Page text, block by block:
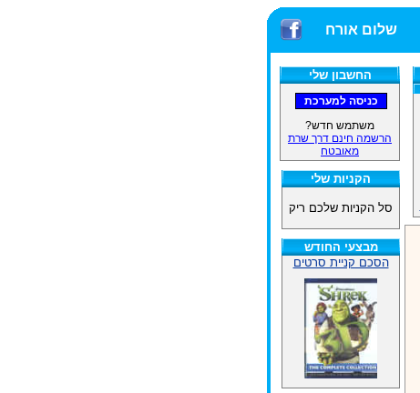
שלום אורח
החשבון שלי
משתמש חדש?
הרשמה חינם דרך שרת
מאובטח
הקניות שלי
סל הקניות שלכם ריק
מבצעי החודש
הסכם קניית סרטים